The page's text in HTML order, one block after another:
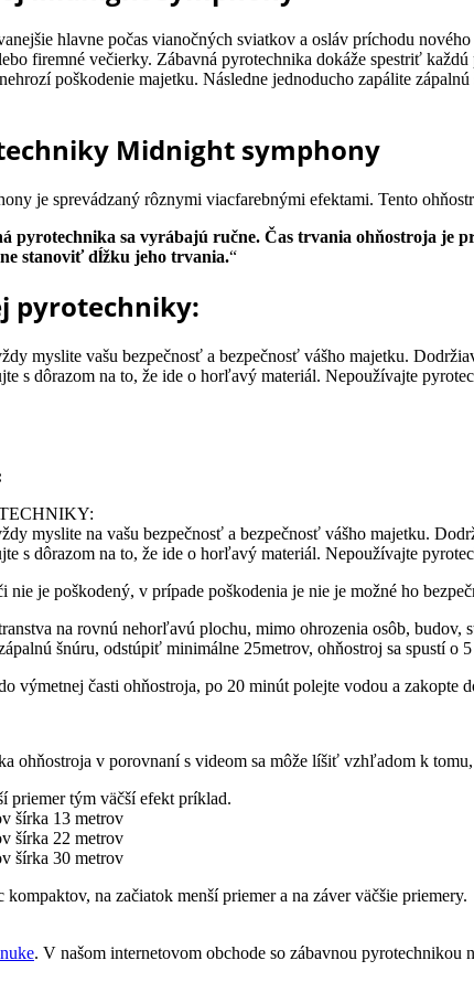
hlavne počas vianočných sviatkov a osláv príchodu
firemné večierky. Zábavná pyrotechnika dokáže spestriť
poškodenie majetku. Následne jednoducho zapálite
Midnight symphony
je sprevádzaný rôznymi viacfarebnými efektami. Tento
pyrotechnika sa vyrábajú ručne. Čas trvania ohňostroja je
stanoviť dĺžku jeho trvania.“
pyrotechniky:
myslite vašu bezpečnosť a bezpečnosť vášho majetku.
s dôrazom na to, že ide o horľavý materiál. Nepoužívajte
myslite na vašu bezpečnosť a bezpečnosť vášho majetku.
s dôrazom na to, že ide o horľavý materiál. Nepoužívajte
je poškodený, v prípade poškodenia je nie je možné ho
na rovnú nehorľavú plochu, mimo ohrozenia osôb,
šnúru, odstúpiť minimálne 25metrov, ohňostroj sa spustí o
výmetnej časti ohňostroja, po 20 minút polejte vodou a zakopte
ohňostroja v porovnaní s videom sa môže líšiť vzhľadom k
priemer tým väčší efekt príklad.
šírka 13 metrov
šírka 22 metrov
šírka 30 metrov
na začiatok menší priemer a na záver väčšie priemery.
. V našom internetovom obchode so zábavnou